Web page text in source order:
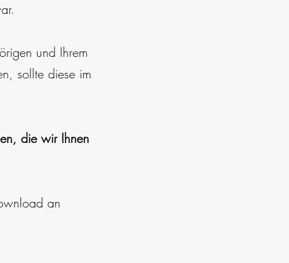
und Ihrem
sollte diese im
die wir Ihnen
an